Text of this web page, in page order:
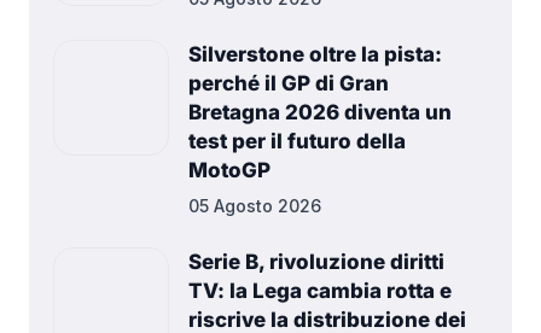
Silverstone oltre la pista:
perché il GP di Gran
Bretagna 2026 diventa un
test per il futuro della
MotoGP
05 Agosto 2026
Serie B, rivoluzione diritti
TV: la Lega cambia rotta e
riscrive la distribuzione dei